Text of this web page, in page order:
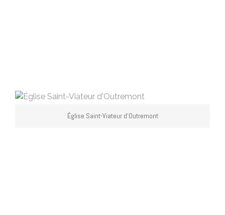
Église Saint-Viateur d’Outremont